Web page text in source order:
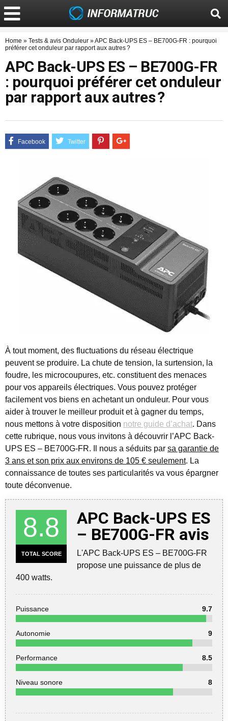
Home » Tests & avis Onduleur »APC Back-UPS ES – BE700G-FR : pourquoi
préférer cet onduleur par rapport aux autres ?
APC Back-UPS ES – BE700G-FR
: pourquoi préférer cet onduleur
par rapport aux autres ?
À tout moment, des fluctuations du réseau électrique
peuvent se produire. La chute de tension, la surtension, la
foudre, les microcoupures, etc. constituent des menaces
pour vos appareils électriques. Vous pouvez protéger
facilement vos biens en achetant un onduleur. Pour vous
aider à trouver le meilleur produit et à gagner du temps,
nous mettons à votre disposition notre guide d’achat. Dans
cette rubrique, nous vous invitons à découvrir l’APC Back-
UPS ES – BE700G-FR. Il nous a séduits par sa garantie de
3 ans et son prix aux environs de 105 € seulement. La
connaissance de toutes ses particularités va vous épargner
toute déconvenue.
8.8
TOTAL SCORE
APC Back-UPS ES
– BE700G-FR avis
L'APC Back-UPS ES – BE700G-FR
propose une puissance de plus de
400 watts.
Puissance 9.7
Autonomie 9
Performance 8.5
Niveau sonore 8